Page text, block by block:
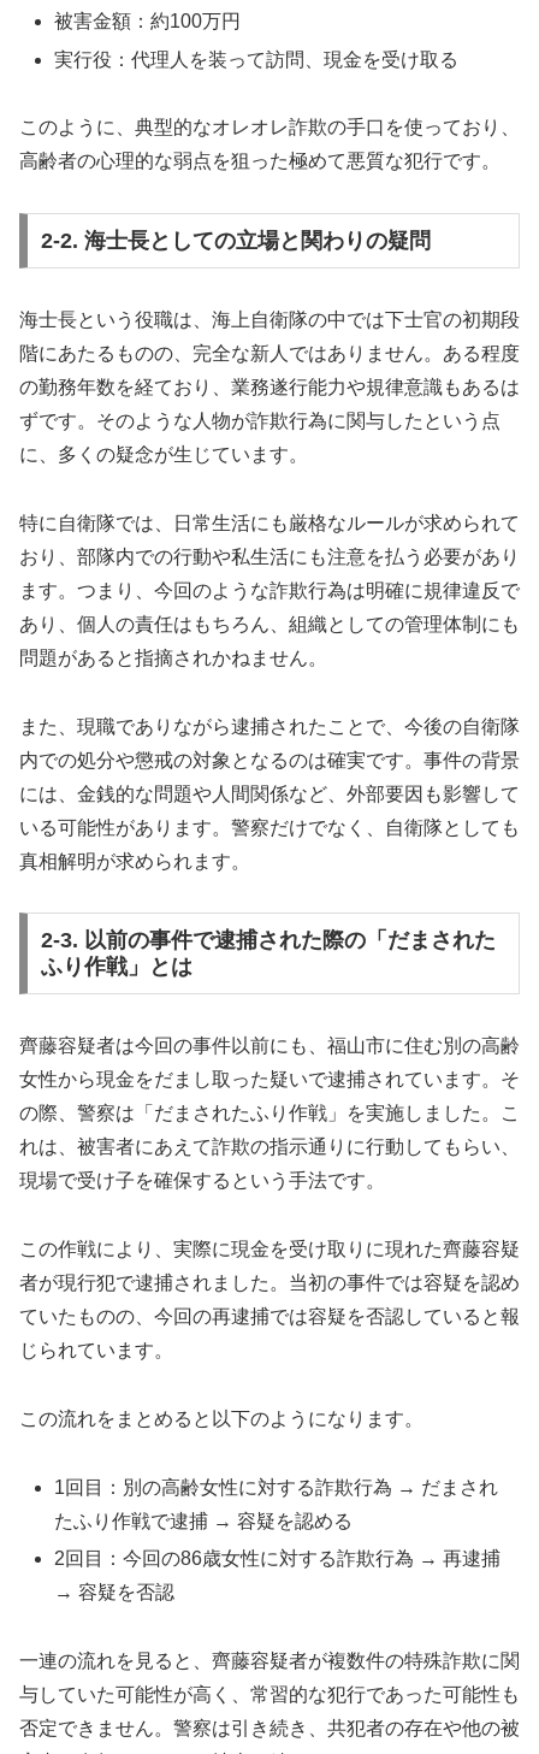
被害金額：約100万円
実行役：代理人を装って訪問、現金を受け取る
このように、典型的なオレオレ詐欺の手口を使っており、
高齢者の心理的な弱点を狙った極めて悪質な犯行です。
2-2. 海士長としての立場と関わりの疑問
海士長という役職は、海上自衛隊の中では下士官の初期段
階にあたるものの、完全な新人ではありません。ある程度
の勤務年数を経ており、業務遂行能力や規律意識もあるは
ずです。そのような人物が詐欺行為に関与したという点
に、多くの疑念が生じています。
特に自衛隊では、日常生活にも厳格なルールが求められて
おり、部隊内での行動や私生活にも注意を払う必要があり
ます。つまり、今回のような詐欺行為は明確に規律違反で
あり、個人の責任はもちろん、組織としての管理体制にも
問題があると指摘されかねません。
また、現職でありながら逮捕されたことで、今後の自衛隊
内での処分や懲戒の対象となるのは確実です。事件の背景
には、金銭的な問題や人間関係など、外部要因も影響して
いる可能性があります。警察だけでなく、自衛隊としても
真相解明が求められます。
2-3. 以前の事件で逮捕された際の「だまされた
ふり作戦」とは
齊藤容疑者は今回の事件以前にも、福山市に住む別の高齢
女性から現金をだまし取った疑いで逮捕されています。そ
の際、警察は「だまされたふり作戦」を実施しました。こ
れは、被害者にあえて詐欺の指示通りに行動してもらい、
現場で受け子を確保するという手法です。
この作戦により、実際に現金を受け取りに現れた齊藤容疑
者が現行犯で逮捕されました。当初の事件では容疑を認め
ていたものの、今回の再逮捕では容疑を否認していると報
じられています。
この流れをまとめると以下のようになります。
1回目：別の高齢女性に対する詐欺行為 → だまされ
たふり作戦で逮捕 → 容疑を認める
2回目：今回の86歳女性に対する詐欺行為 → 再逮捕
→ 容疑を否認
一連の流れを見ると、齊藤容疑者が複数件の特殊詐欺に関
与していた可能性が高く、常習的な犯行であった可能性も
否定できません。警察は引き続き、共犯者の存在や他の被